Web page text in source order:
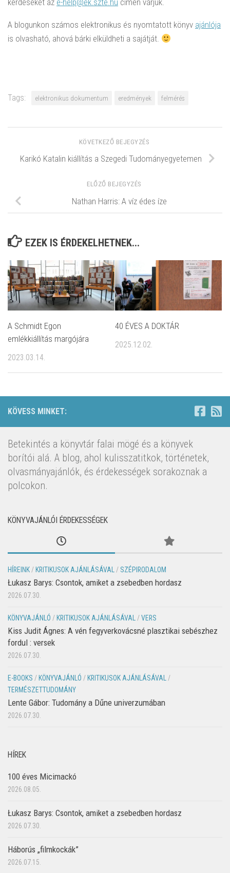
kérdéseket az e-help@ek.szte.hu címen várjuk.
A blogunkon számos elektronikus és nyomtatott könyv ajánlója
is olvasható, ahová bárki elküldheti a sajátját.
Tags: elektronikus dokumentum eredmények felmérés
KÖVETKEZŐ BEJEGYZÉS
Karikó Katalin kiállítás a Szegedi Tudományegyetemen
ELŐZŐ BEJEGYZÉS
Nathan Harris: A víz édes íze
EZEK IS ÉRDEKELHETNEK...
A Schmidt Egon
emlékkiállítás margójára
2023.03.14.
40 ÉVES A DOKTÁR
2025.12.02.
KÖVESS MINKET:
Betekintés a könyvtár falai mögé és a könyvek
borítói alá. A blog, ahol kulisszatitkok, történetek,
olvasmányajánlók, és érdekességek sorakoznak a
polcokon.
KÖNYVAJÁNLÓI ÉRDEKESSÉGEK
HÍREINK/ KRITIKUSOK AJÁNLÁSÁVAL/ SZÉPIRODALOM
Łukasz Barys: Csontok, amiket a zsebedben hordasz
2026.07.30.
KÖNYVAJÁNLÓ / KRITIKUSOK AJÁNLÁSÁVAL/VERS
Kiss Judit Ágnes: A vén fegyverkovácsné plasztikai sebészhez
fordul : versek
2026.07.30.
E-BOOKS / KÖNYVAJÁNLÓ / KRITIKUSOK AJÁNLÁSÁVAL/
TERMÉSZETTUDOMÁNY
Lente Gábor: Tudomány a Dűne univerzumában
2026.07.30.
HÍREK
100 éves Micimackó
2026.08.05.
Łukasz Barys: Csontok, amiket a zsebedben hordasz
2026.07.30.
Háborús „filmkockák”
2026.07.15.